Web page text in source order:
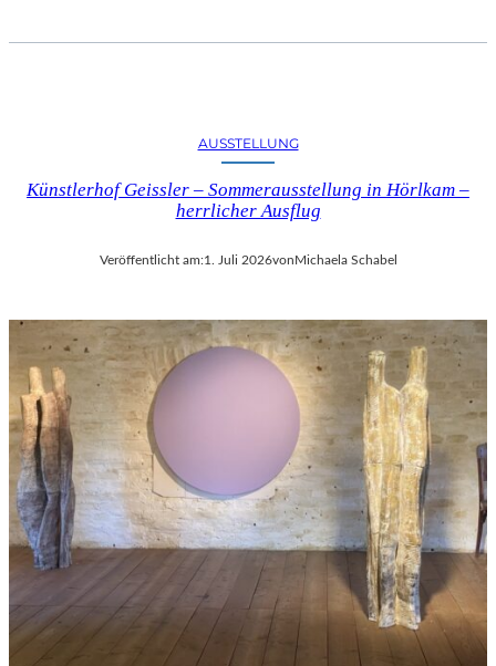
AUSSTELLUNG
Künstlerhof Geissler – Sommerausstellung in Hörlkam –
herrlicher Ausflug
Veröffentlicht am:1. Juli 2026vonMichaela Schabel